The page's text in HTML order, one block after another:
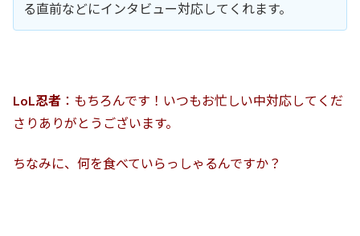
る直前などにインタビュー対応してくれます。
LoL忍者 ：もちろんです！いつもお忙しい中対応してくだ
さりありがとうございます。
ちなみに、何を食べていらっしゃるんですか？